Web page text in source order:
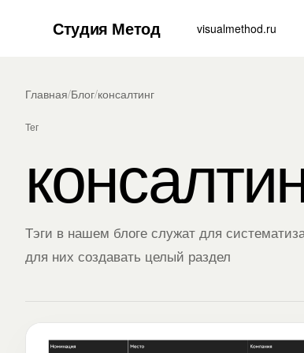
Студия Метод visualmethod.ru
Главная/Блог/консалтинг
Тег
Тэги в нашем блоге служат для
для них создавать целый раздел